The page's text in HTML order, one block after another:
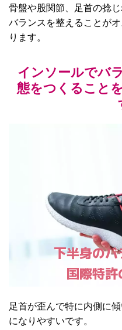
骨盤や股関節、足首の捻
バランスを整えることが
ります。
インソールでバ
態をつくること
下半身の
国際特
足首が歪んで特に内側に
になりやすいです。